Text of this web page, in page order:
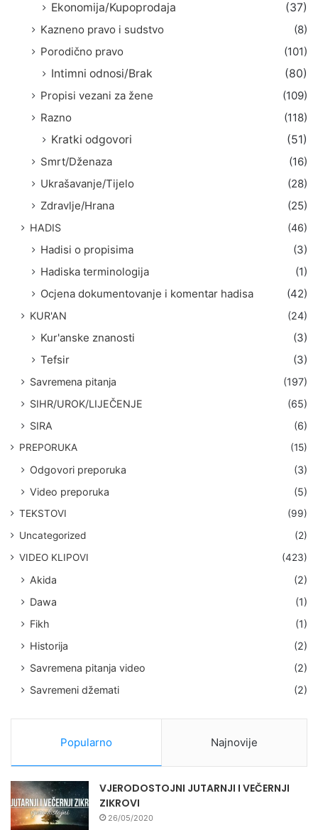
Ekonomija/Kupoprodaja
(37)
Kazneno pravo i sudstvo
(8)
Porodično pravo
(101)
Intimni odnosi/Brak
(80)
Propisi vezani za žene
(109)
Razno
(118)
Kratki odgovori
(51)
Smrt/Dženaza
(16)
Ukrašavanje/Tijelo
(28)
Zdravlje/Hrana
(25)
HADIS (46)
Hadisi o propisima
(3)
Hadiska terminologija
(1)
Ocjena dokumentovanje i komentar hadisa
(42)
KUR'AN (24)
Kur'anske znanosti
(3)
Tefsir
(3)
Savremena pitanja
(197)
SIHR/UROK/LIJEČENJE
(65)
SIRA
(6)
PREPORUKA (15)
Odgovori preporuka
(3)
Video preporuka
(5)
TEKSTOVI
(99)
Uncategorized
(2)
VIDEO KLIPOVI
(423)
Akida
(2)
Dawa
(1)
Fikh
(1)
Historija
(2)
Savremena pitanja video
(2)
Savremeni džemati
(2)
Popularno Najnovije
VJERODOSTOJNI JUTARNJI I VEČERNJI
ZIKROVI
26/05/2020